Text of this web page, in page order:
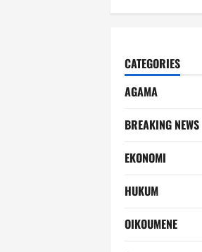
CATEGORIES
AGAMA
BREAKING NEWS
EKONOMI
HUKUM
OIKOUMENE